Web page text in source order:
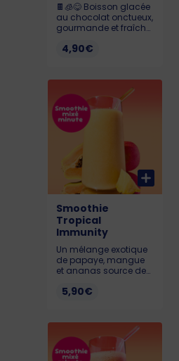
🍫🧊😋 Boisson glacée
au chocolat onctueux,
gourmande et fraîche,
amateurs de
4,90€
Smoothie
Tropical
Immunity
Un mélange exotique
de papaye, mangue
et ananas source de
contribue au
immunitaire 🍍⚡️
Smoothie mixé minute
avec du jus de
pomme. 45cl
5,90€